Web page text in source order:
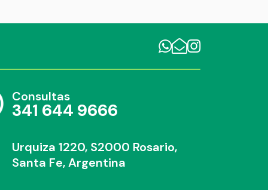
Consultas
341 644 9666
Urquiza 1220, S2000 Rosario,
Santa Fe, Argentina